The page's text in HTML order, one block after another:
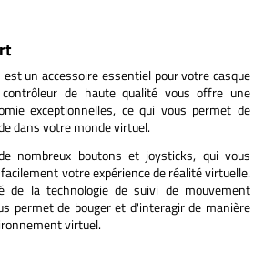
est un accessoire essentiel pour votre casque
de haute qualité vous offre une
exceptionnelles, ce qui vous permet de
dans votre monde virtuel.
nombreux boutons et joysticks, qui vous
votre expérience de réalité virtuelle.
de la technologie de suivi de mouvement
permet de bouger et d'interagir de manière
virtuel.